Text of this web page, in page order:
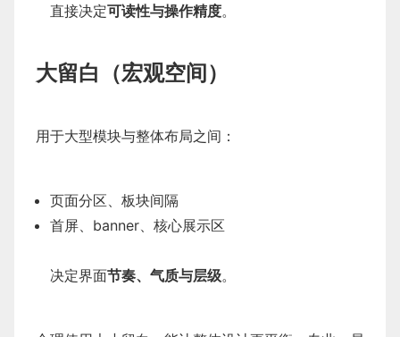
直接决定可读性与操作精度。
大留白（宏观空间）
用于大型模块与整体布局之间：
页面分区、板块间隔
首屏、banner、核心展示区
决定界面节奏、气质与层级。